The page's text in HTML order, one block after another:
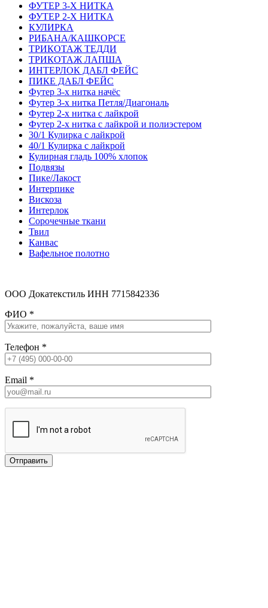
ФУТЕР 3-Х НИТКА
ФУТЕР 2-Х НИТКА
КУЛИРКА
РИБАНА/КАШКОРСЕ
ТРИКОТАЖ ТЕДДИ
ТРИКОТАЖ ЛАПША
ИНТЕРЛОК ДАБЛ ФЕЙС
ПИКЕ ДАБЛ ФЕЙС
Футер 3-х нитка начёс
Футер 3-х нитка Петля/Диагональ
Футер 2-х нитка с лайкрой
Футер 2-х нитка с лайкрой и полиэстером
30/1 Кулирка с лайкрой
40/1 Кулирка с лайкрой
Кулирная гладь 100% хлопок
Подвязы
Пике/Лакост
Интерпике
Вискоза
Интерлок
Сорочечные ткани
Твил
Канвас
Вафельное полотно
ООО Докатекстиль ИНН 7715842336
ФИО *
Телефон *
Email *